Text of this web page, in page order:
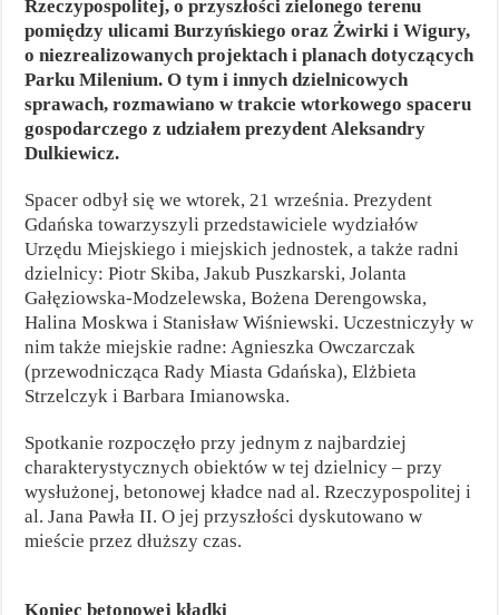
Rzeczypospolitej, o przyszłości zielonego terenu
pomiędzy ulicami Burzyńskiego oraz Żwirki i Wigury,
o niezrealizowanych projektach i planach dotyczących
Parku Milenium. O tym i innych dzielnicowych
sprawach, rozmawiano w trakcie wtorkowego spaceru
gospodarczego z udziałem prezydent Aleksandry
Dulkiewicz.
Spacer odbył się we wtorek, 21 września. Prezydent
Gdańska towarzyszyli przedstawiciele wydziałów
Urzędu Miejskiego i miejskich jednostek, a także radni
dzielnicy: Piotr Skiba, Jakub Puszkarski, Jolanta
Gałęziowska-Modzelewska, Bożena Derengowska,
Halina Moskwa i Stanisław Wiśniewski. Uczestniczyły w
nim także miejskie radne: Agnieszka Owczarczak
(przewodnicząca Rady Miasta Gdańska), Elżbieta
Strzelczyk i Barbara Imianowska.
Spotkanie rozpoczęło przy jednym z najbardziej
charakterystycznych obiektów w tej dzielnicy – przy
wysłużonej, betonowej kładce nad al. Rzeczypospolitej i
al. Jana Pawła II. O jej przyszłości dyskutowano w
mieście przez dłuższy czas.
Koniec betonowej kładki